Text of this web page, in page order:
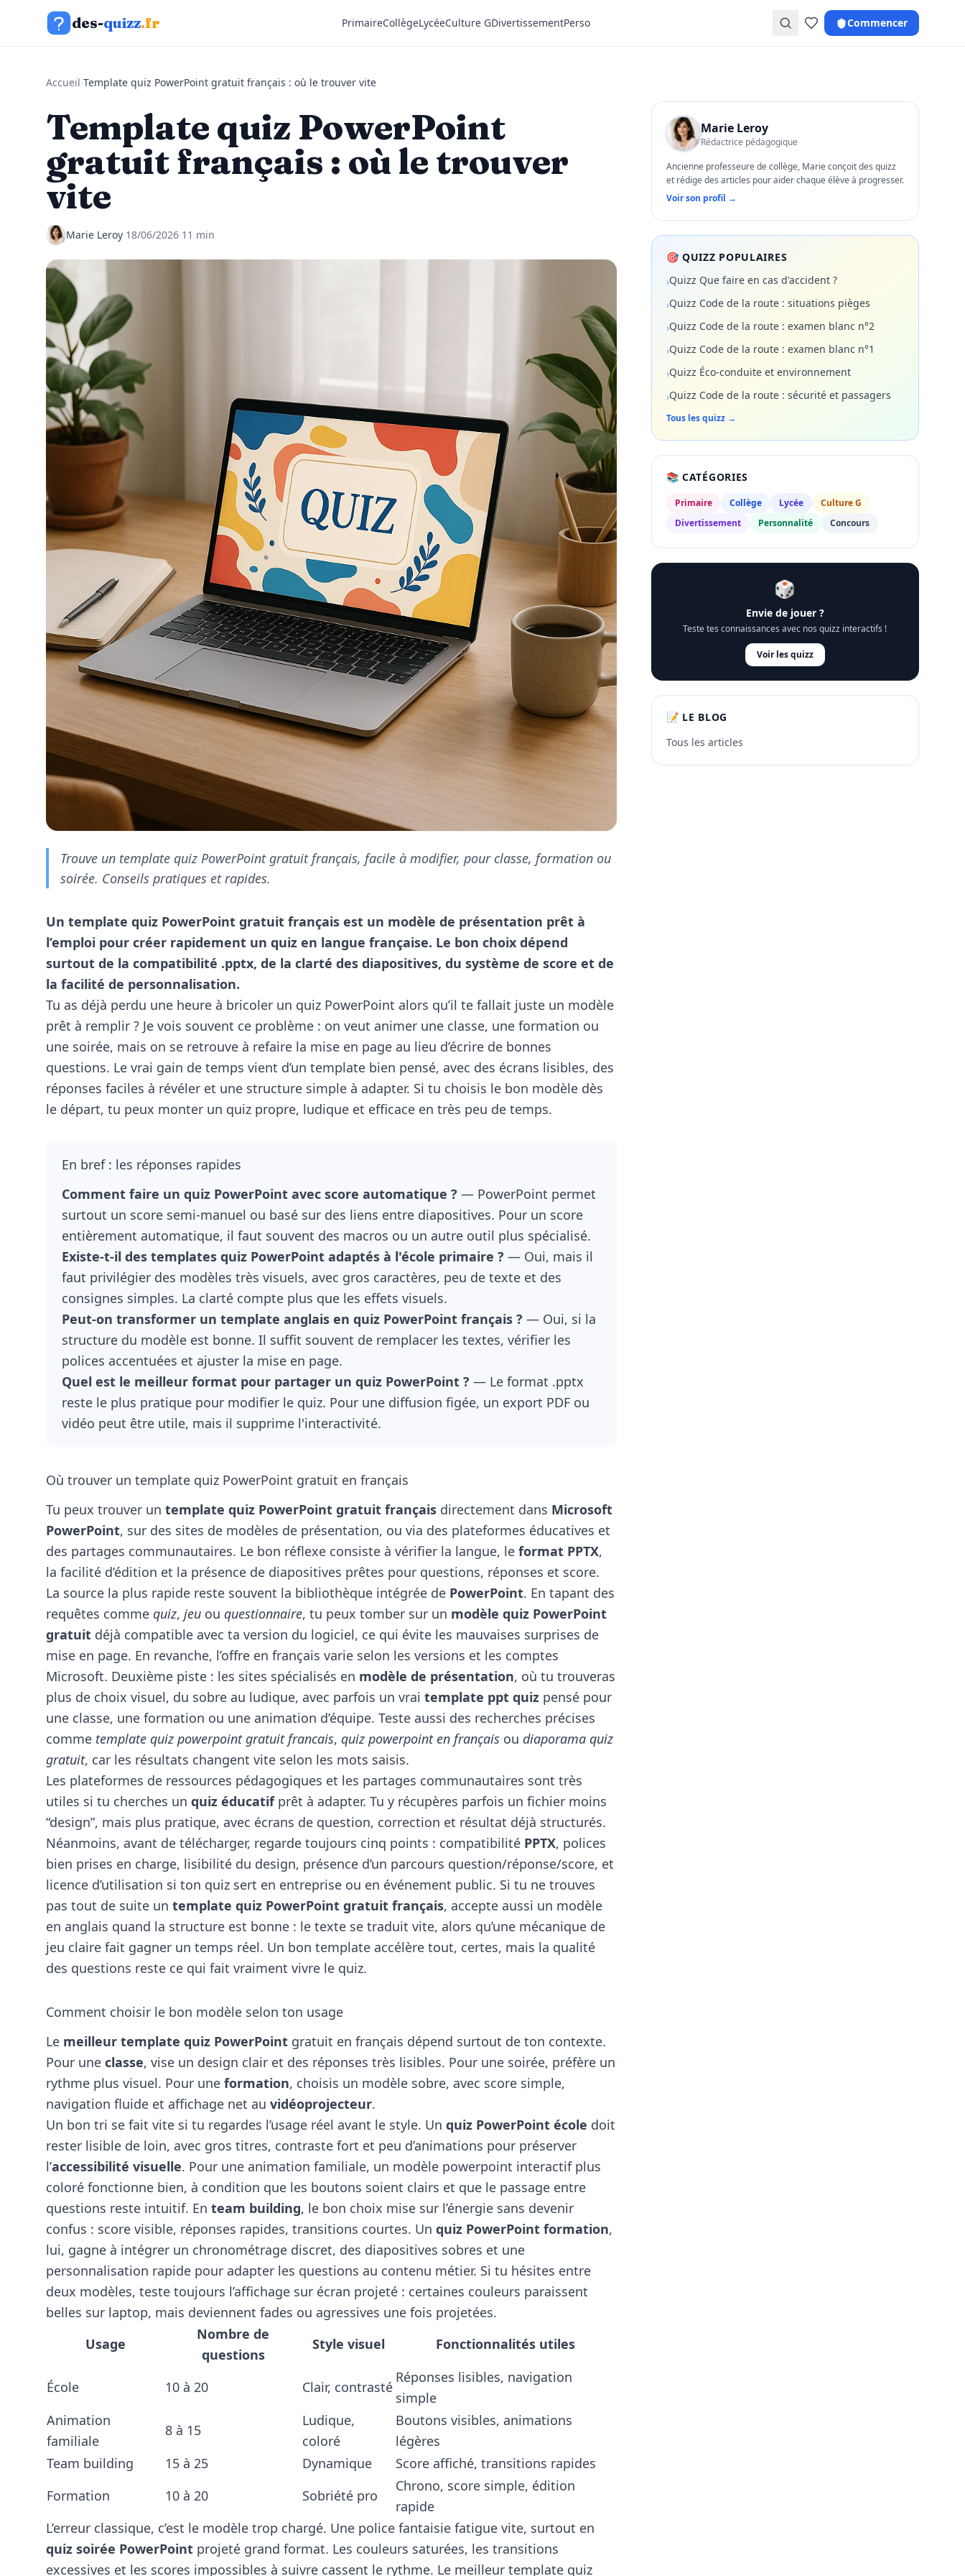
Aller au contenu
des-quizz.fr PrimaireCollègeLycéeCulture GDivertissementPerso Commencer
Accueil›Template quiz PowerPoint gratuit français : où le trouver vite
Template quiz PowerPoint
gratuit français : où le trouver
vite
Marie Leroy·18/06/2026·11 min
Trouve un template quiz PowerPoint gratuit français, facile à modifier, pour classe, formation ou
soirée. Conseils pratiques et rapides.
Un template quiz PowerPoint gratuit français est un modèle de présentation prêt à
l’emploi pour créer rapidement un quiz en langue française. Le bon choix dépend
surtout de la compatibilité .pptx, de la clarté des diapositives, du système de score et de
la facilité de personnalisation.
Tu as déjà perdu une heure à bricoler un quiz PowerPoint alors qu’il te fallait juste un modèle
prêt à remplir ? Je vois souvent ce problème : on veut animer une classe, une formation ou
une soirée, mais on se retrouve à refaire la mise en page au lieu d’écrire de bonnes
questions. Le vrai gain de temps vient d’un template bien pensé, avec des écrans lisibles, des
réponses faciles à révéler et une structure simple à adapter. Si tu choisis le bon modèle dès
le départ, tu peux monter un quiz propre, ludique et efficace en très peu de temps.
En bref : les réponses rapides
Comment faire un quiz PowerPoint avec score automatique ? — PowerPoint permet
surtout un score semi-manuel ou basé sur des liens entre diapositives. Pour un score
entièrement automatique, il faut souvent des macros ou un autre outil plus spécialisé.
Existe-t-il des templates quiz PowerPoint adaptés à l'école primaire ? — Oui, mais il
faut privilégier des modèles très visuels, avec gros caractères, peu de texte et des
consignes simples. La clarté compte plus que les effets visuels.
Peut-on transformer un template anglais en quiz PowerPoint français ? — Oui, si la
structure du modèle est bonne. Il suffit souvent de remplacer les textes, vérifier les
polices accentuées et ajuster la mise en page.
Quel est le meilleur format pour partager un quiz PowerPoint ? — Le format .pptx
reste le plus pratique pour modifier le quiz. Pour une diffusion figée, un export PDF ou
vidéo peut être utile, mais il supprime l'interactivité.
Où trouver un template quiz PowerPoint gratuit en français
Tu peux trouver un template quiz PowerPoint gratuit français directement dans Microsoft
PowerPoint, sur des sites de modèles de présentation, ou via des plateformes éducatives et
des partages communautaires. Le bon réflexe consiste à vérifier la langue, le format PPTX,
la facilité d’édition et la présence de diapositives prêtes pour questions, réponses et score.
La source la plus rapide reste souvent la bibliothèque intégrée de PowerPoint. En tapant des
requêtes comme quiz, jeu ou questionnaire, tu peux tomber sur un modèle quiz PowerPoint
gratuit déjà compatible avec ta version du logiciel, ce qui évite les mauvaises surprises de
mise en page. En revanche, l’offre en français varie selon les versions et les comptes
Microsoft. Deuxième piste : les sites spécialisés en modèle de présentation, où tu trouveras
plus de choix visuel, du sobre au ludique, avec parfois un vrai template ppt quiz pensé pour
une classe, une formation ou une animation d’équipe. Teste aussi des recherches précises
comme template quiz powerpoint gratuit francais, quiz powerpoint en français ou diaporama quiz
gratuit, car les résultats changent vite selon les mots saisis.
Les plateformes de ressources pédagogiques et les partages communautaires sont très
utiles si tu cherches un quiz éducatifprêt à adapter. Tu y récupères parfois un fichier moins
“design”, mais plus pratique, avec écrans de question, correction et résultat déjà structurés.
Néanmoins, avant de télécharger, regarde toujours cinq points : compatibilité PPTX, polices
bien prises en charge, lisibilité du design, présence d’un parcours question/réponse/score, et
licence d’utilisation si ton quiz sert en entreprise ou en événement public. Si tu ne trouves
pas tout de suite un template quiz PowerPoint gratuit français, accepte aussi un modèle
en anglais quand la structure est bonne : le texte se traduit vite, alors qu’une mécanique de
jeu claire fait gagner un temps réel. Un bon template accélère tout, certes, mais la qualité
des questions reste ce qui fait vraiment vivre le quiz.
Comment choisir le bon modèle selon ton usage
Le meilleur template quiz PowerPoint gratuit en français dépend surtout de ton contexte.
Pour une classe, vise un design clair et des réponses très lisibles. Pour une soirée, préfère un
rythme plus visuel. Pour une formation, choisis un modèle sobre, avec score simple,
navigation fluide et affichage net au vidéoprojecteur.
Un bon tri se fait vite si tu regardes l’usage réel avant le style. Un quiz PowerPoint école doit
rester lisible de loin, avec gros titres, contraste fort et peu d’animations pour préserver
l’accessibilité visuelle. Pour une animation familiale, un modèle powerpoint interactif plus
coloré fonctionne bien, à condition que les boutons soient clairs et que le passage entre
questions reste intuitif. En team building, le bon choix mise sur l’énergie sans devenir
confus : score visible, réponses rapides, transitions courtes. Un quiz PowerPoint formation,
lui, gagne à intégrer un chronométrage discret, des diapositives sobres et une
personnalisation rapide pour adapter les questions au contenu métier. Si tu hésites entre
deux modèles, teste toujours l’affichage sur écran projeté : certaines couleurs paraissent
belles sur laptop, mais deviennent fades ou agressives une fois projetées.
Usage
Nombre de
questions
Style visuel Fonctionnalités utiles
École 10 à 20 Clair, contrasté
Réponses lisibles, navigation
simple
Animation
familiale
8 à 15
Ludique,
coloré
Boutons visibles, animations
légères
Team building
15 à 25 Dynamique
Score affiché, transitions rapides
Formation
10 à 20 Sobriété pro
Chrono, score simple, édition
rapide
L’erreur classique, c’est le modèle trop chargé. Une police fantaisie fatigue vite, surtout en
quiz soirée PowerPoint projeté grand format. Les couleurs saturées, les transitions
excessives et les scores impossibles à suivre cassent le rythme. Le meilleur template quiz
Marie Leroy
Rédactrice pédagogique
Ancienne professeure de collège, Marie conçoit des quizz
et rédige des articles pour aider chaque élève à progresser.
Voir son profil →
🎯 QUIZZ POPULAIRES
›Quizz Que faire en cas d'accident ?
›Quizz Code de la route : situations pièges
›Quizz Code de la route : examen blanc n°2
›Quizz Code de la route : examen blanc n°1
›Quizz Éco-conduite et environnement
›Quizz Code de la route : sécurité et passagers
Tous les quizz →
📚 CATÉGORIES
Primaire Collège Lycée
Culture G
Divertissement
Personnalité Concours
🎲
Envie de jouer ?
Teste tes connaissances avec nos quizz interactifs !
Voir les quizz
📝 LE BLOG
Tous les articles